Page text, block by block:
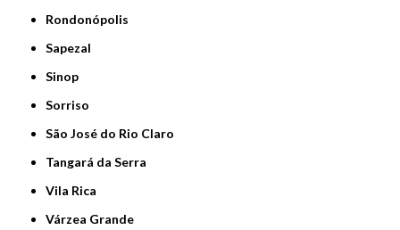
Rondonópolis
Sapezal
Sinop
Sorriso
São José do Rio Claro
Tangará da Serra
Vila Rica
Várzea Grande